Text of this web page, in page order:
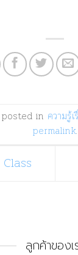
in ความรู้เ
permalink.
ลูกค้าของเ